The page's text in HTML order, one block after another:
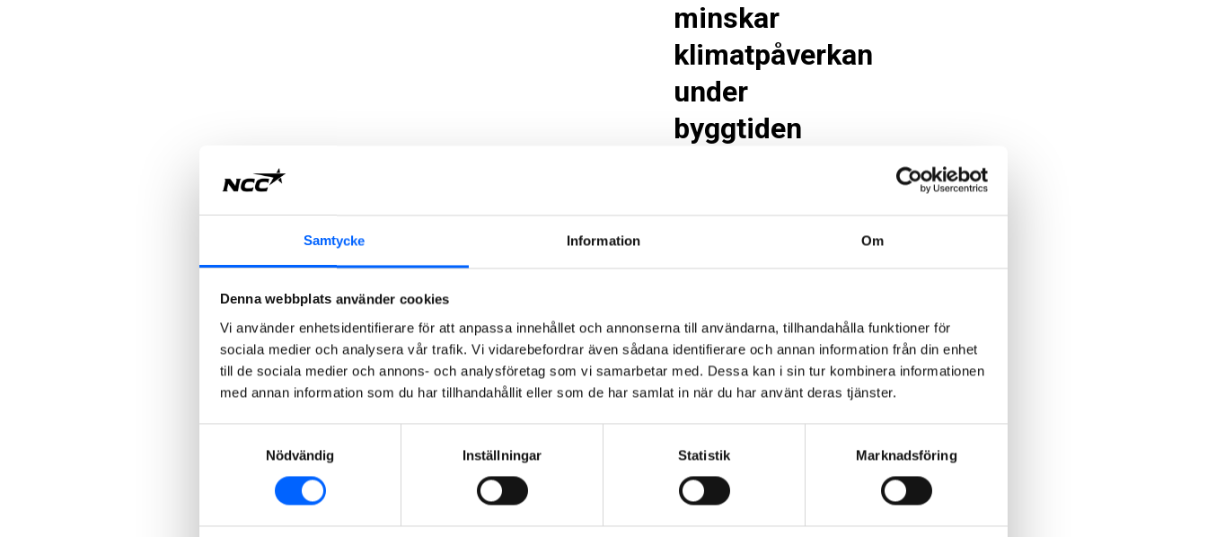
Samtycke Information Om
Denna webbplats använder cookies
Vi använder enhetsidentifierare för att anpassa innehållet och annonserna till användarna, tillhandahålla funktioner för
sociala medier och analysera vår trafik. Vi vidarebefordrar även sådana identifierare och annan information från din enhet
till de sociala medier och annons- och analysföretag som vi samarbetar med. Dessa kan i sin tur kombinera informationen
med annan information som du har tillhandahållit eller som de har samlat in när du har använt deras tjänster.
Nödvändig
Inställningar Statistik Marknadsföring
minskar
klimatpåverkan
under
byggtiden
växer fram i
universitetet
och centrum.
Området
planeras med
resurseffektivitet,
vilket var
tydligt redan
från start.